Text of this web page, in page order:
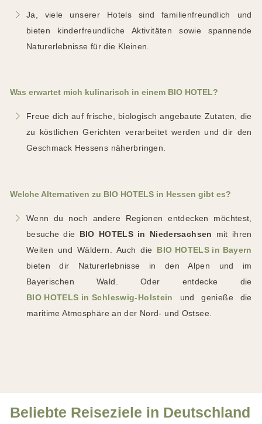
Ja, viele unserer Hotels sind familienfreundlich und
bieten kinderfreundliche Aktivitäten sowie spannende
Naturerlebnisse für die Kleinen.
Was erwartet mich kulinarisch in einem BIO HOTEL?
Freue dich auf frische, biologisch angebaute Zutaten, die
zu köstlichen Gerichten verarbeitet werden und dir den
Geschmack Hessens näherbringen.
Welche Alternativen zu BIO HOTELS in Hessen gibt es?
Wenn du noch andere Regionen entdecken möchtest,
besuche die
BIO HOTELS in Niedersachsen
mit ihren
Weiten und Wäldern. Auch die
BIO HOTELS in Bayern
bieten dir Naturerlebnisse in den Alpen und im
Bayerischen Wald. Oder entdecke die
BIO HOTELS in Schleswig-Holstein
und genieße die
maritime Atmosphäre an der Nord- und Ostsee.
Beliebte Reiseziele in Deutschland